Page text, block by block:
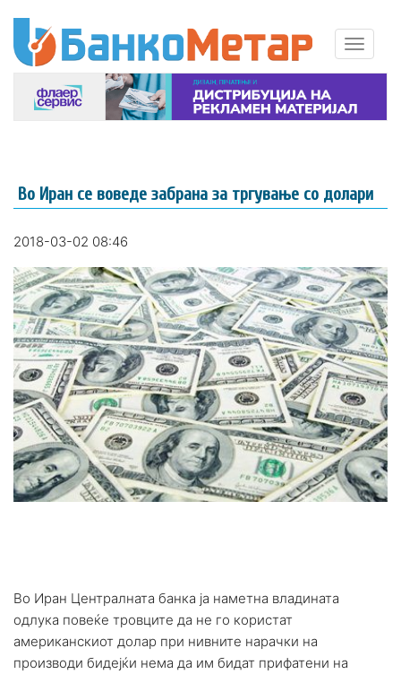
Во Иран се воведе забрана за тргување со долари
2018-03-02 08:46
Во Иран Централната банка ја наметна владината
одлука повеќе тровците да не го користат
американскиот долар при нивните нарачки на
производи бидејќи нема да им бидат прифатени на